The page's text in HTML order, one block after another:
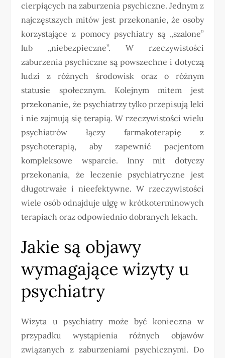
cierpiących na zaburzenia psychiczne. Jednym z
najczęstszych mitów jest przekonanie, że osoby
korzystające z pomocy psychiatry są „szalone”
lub „niebezpieczne”. W rzeczywistości
zaburzenia psychiczne są powszechne i dotyczą
ludzi z różnych środowisk oraz o różnym
statusie społecznym. Kolejnym mitem jest
przekonanie, że psychiatrzy tylko przepisują leki
i nie zajmują się terapią. W rzeczywistości wielu
psychiatrów łączy farmakoterapię z
psychoterapią, aby zapewnić pacjentom
kompleksowe wsparcie. Inny mit dotyczy
przekonania, że leczenie psychiatryczne jest
długotrwałe i nieefektywne. W rzeczywistości
wiele osób odnajduje ulgę w krótkoterminowych
terapiach oraz odpowiednio dobranych lekach.
Jakie są objawy
wymagające wizyty u
psychiatry
Wizyta u psychiatry może być konieczna w
przypadku wystąpienia różnych objawów
związanych z zaburzeniami psychicznymi. Do